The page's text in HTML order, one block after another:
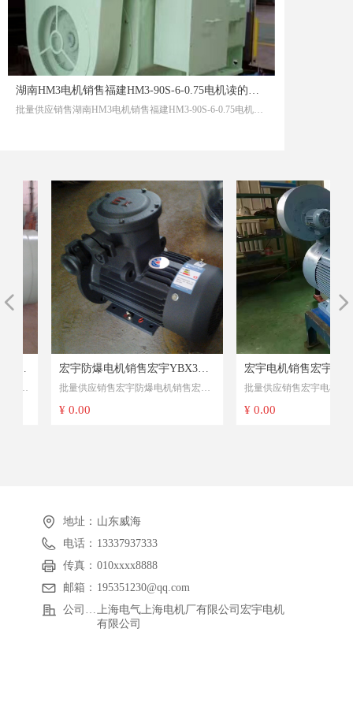
湖南HM3电机销售福建HM3-90S-6-0.75电机读的书在约束自己
批量供应销售湖南HM3电机销售福建HM3-90S-6-0.75电机读的书在约束自己
宏宇防爆电机销售宏宇YBX3系
列高效率隔爆型三相异步电动机
批量供应销售宏宇防爆电机销售宏宇
YBX3系列高效率隔爆型三相异步电
¥ 0.00
宏宇电机销售宏宇YVF2系
频调速三相异步电动机
批量供应销售宏宇电机销售宏宇
YVF2系列变频调速三相异步电
¥ 0.00
넳 넲
地址： 山东威海
电话： 13337937333
传真： 010xxxx8888
邮箱： 195351230@qq.com
公司名称：
上海电气上海电机厂有限公司宏宇电机
有限公司